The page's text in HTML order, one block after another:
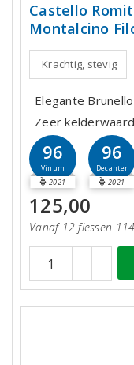
Castello
Montalcino
Krachtig, stevig
Elegante Brunello
Zeer
96
Vinum
2021
96
Decanter
2021
125,00
Vanaf 12 flessen